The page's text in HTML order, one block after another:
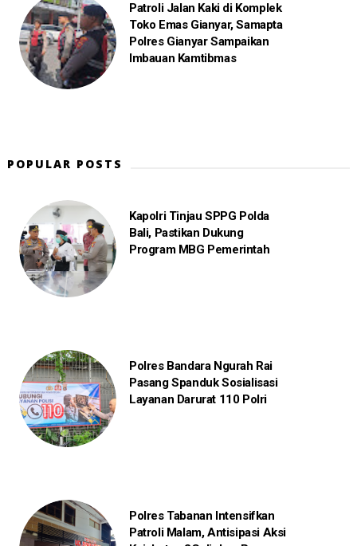
Patroli Jalan Kaki di Komplek
Toko Emas Gianyar, Samapta
Polres Gianyar Sampaikan
Imbauan Kamtibmas
POPULAR POSTS
Kapolri Tinjau SPPG Polda
Bali, Pastikan Dukung
Program MBG Pemerintah
Polres Bandara Ngurah Rai
Pasang Spanduk Sosialisasi
Layanan Darurat 110 Polri
Polres Tabanan Intensifkan
Patroli Malam, Antisipasi Aksi